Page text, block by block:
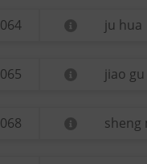
064 ju hua
065 jiao gu
068 sheng